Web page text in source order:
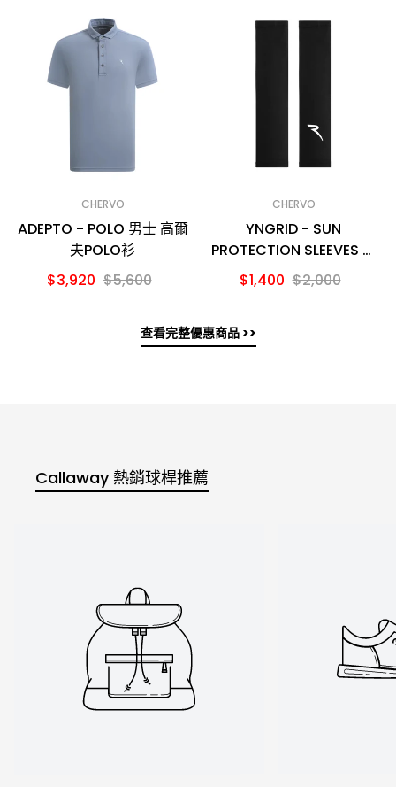
CHERVO
ADEPTO - POLO 男士 高爾
夫POLO衫
$3,920 $5,600
CHERVO
YNGRID - SUN
PROTECTION SLEEVES 防
曬袖套
$1,400 $2,000
查看完整優惠商品 >>
Callaway 熱銷球桿推薦